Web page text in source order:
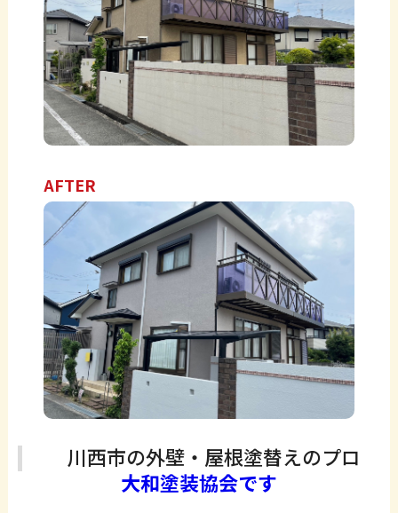
AFTER
川西市の外壁・屋根塗替えのプロ
大和塗装協会です